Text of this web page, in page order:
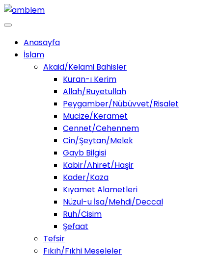
Anasayfa
İslam
Akaid/Kelami Bahisler
Kuran-ı Kerim
Allah/Ruyetullah
Peygamber/Nübüvvet/Risalet
Mucize/Keramet
Cennet/Cehennem
Cin/Şeytan/Melek
Gayb Bilgisi
Kabir/Ahiret/Haşir
Kader/Kaza
Kıyamet Alametleri
Nüzul-u İsa/Mehdi/Deccal
Ruh/Cisim
Şefaat
Tefsir
Fıkıh/Fıkhi Meseleler